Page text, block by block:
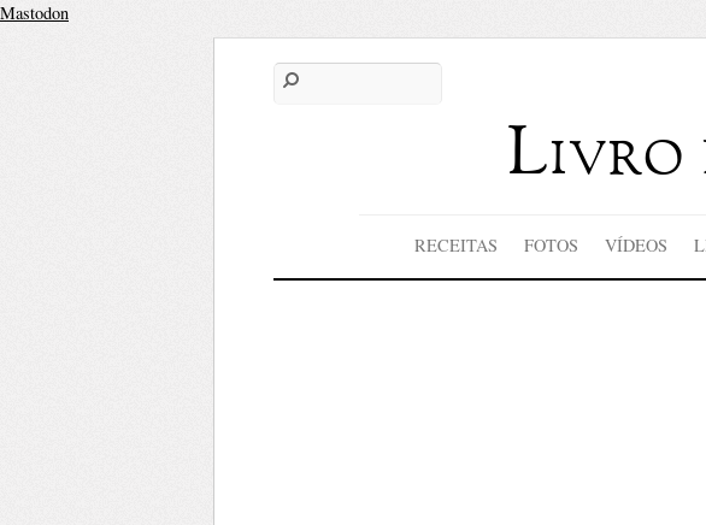
Mastodon
Livro
RECEITAS FOTOS VÍDEOS